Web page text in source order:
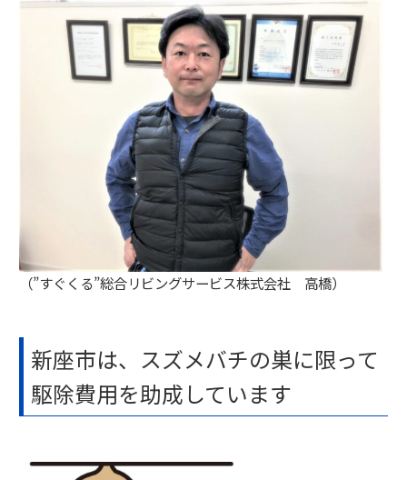
（”すぐくる”総合リビングサービス株式会社 高橋）
新座市は、スズメバチの巣に限って
駆除費用を助成しています